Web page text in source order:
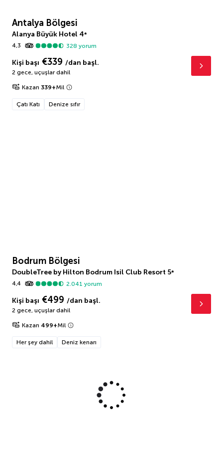
Antalya Bölgesi
Alanya Büyük Hotel 4*
4,3
328 yorum
Kişi başı €339 /dan başl.
2 gece, uçuşlar dahil
Kazan 339+Mil
Çatı Katı Denize sıfır
Bodrum Bölgesi
DoubleTree by Hilton Bodrum Isil Club Resort 5*
4,4
2.041 yorum
Kişi başı €499 /dan başl.
2 gece, uçuşlar dahil
Kazan 499+Mil
Her şey dahil Deniz kenarı